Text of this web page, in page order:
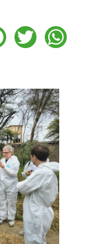
Facebook
Twitter